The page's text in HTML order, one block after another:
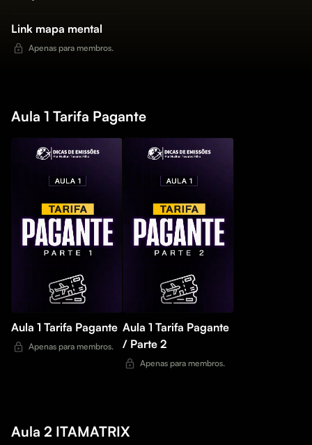
Link mapa mental
Apenas para membros.
Aula 1 Tarifa Pagante
Aula 1 Tarifa Pagante
Apenas para membros.
Aula 1 Tarifa Pagante
/ Parte 2
Apenas para membros.
Aula 2 ITAMATRIX